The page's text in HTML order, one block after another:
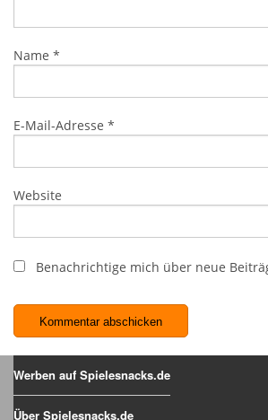
Name *
E-Mail-Adresse *
Website
Benachrichtige mich über neue
Werben auf Spielesnacks.de
Über Spielesnacks.de